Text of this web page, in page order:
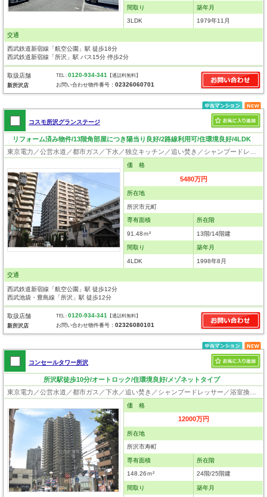
間取り
3LDK
築年月
1979年11月
交通
西武鉄道新宿線「航空公園」駅 徒歩18分
西武鉄道新宿線「所沢」駅 バス15分 停歩2分
取扱店舗
新所沢店
TEL :0120-934-341 【通話料無料】
お問い合わせ物件番号：02326060701
コスモ所沢グランステージ
リフォーム済み物件/13階角部屋につき陽当り良好/2路線利用可/住環境良好/4LDK
東京電力／公営水道／都市ガス／下水／独立キッチン／追い焚き／シャンプードレッサー／浴室換気乾燥機／ウォシュレット／システムキッチン／浄水器／ウォークインクローゼット／フローリング／クローゼット／オートロック／エレベータ／角部屋
価 格
5480万円
所在地
所沢市元町
専有面積
91.48ｍ²
所在階
13階/14階建
間取り
4LDK
築年月
1998年8月
交通
西武鉄道新宿線「航空公園」駅 徒歩12分
西武池袋・豊島線「所沢」駅 徒歩12分
取扱店舗
新所沢店
TEL :0120-934-341 【通話料無料】
お問い合わせ物件番号：02326080101
コンセールタワー所沢
所沢駅徒歩10分/オートロック/住環境良好/メゾネットタイプ
価 格
12000万円
所在地
所沢市寿町
専有面積
148.26ｍ²
所在階
24階/25階建
間取り 築年月